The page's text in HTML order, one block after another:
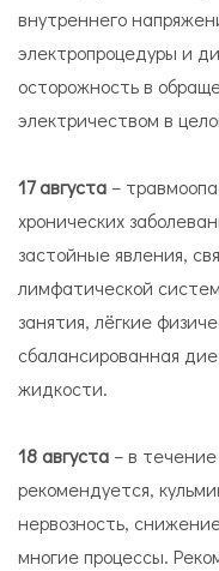
внутреннего
электропроцедуры и
осторожность в
электричеством в
17 августа –
хронических
застойные явления,
лимфатической
занятия, лёгкие
сбалансированная
жидкости.
18 августа – в
рекомендуется,
нервозность,
многие процессы.